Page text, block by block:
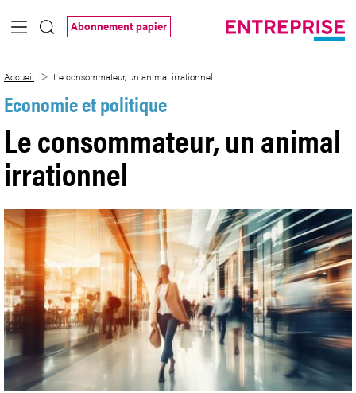
Saut au contenu principal
Abonnement papier
Accueil Le consommateur, un animal irrationnel
Economie et politique
Le consommateur, un animal
irrationnel